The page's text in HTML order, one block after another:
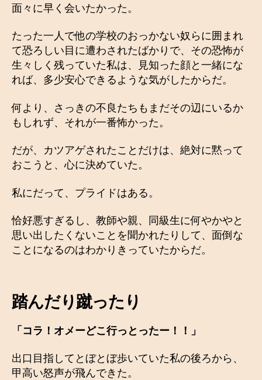
面々に早く会いたかった。
たった一人で他の学校のおっかない奴らに囲まれ
て恐ろしい目に遭わされたばかりで、その恐怖が
生々しく残っていた私は、見知った顔と一緒にな
れば、多少安心できるような気がしたからだ。
何より、さっきの不良たちもまだその辺にいるか
もしれず、それが一番怖かった。
だが、カツアゲされたことだけは、絶対に黙って
おこうと、心に決めていた。
私にだって、プライドはある。
恰好悪すぎるし、教師や親、同級生に何やかやと
思い出したくないことを聞かれたりして、面倒な
ことになるのはわかりきっていたからだ。
踏んだり蹴ったり
「コラ！オメーどこ行っとったー！！」
出口目指してとぼとぼ歩いていた私の後ろから、
甲高い怒声が飛んできた。